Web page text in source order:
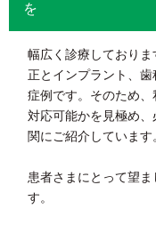
を
幅広く診療しており
正とインプラント、
症例です。そのため、
対応可能かを見極め
関にご紹介しています
患者さまにとって望
す。